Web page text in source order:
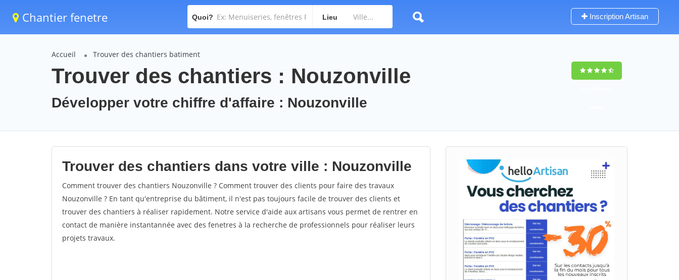
Chantier fenetre Quoi? Lieu Inscription Artisan
Accueil Trouver des chantiers batiment
Trouver des chantiers : Nouzonville
Développer votre chiffre d'affaire : Nouzonville
Trouver des chantiers dans votre ville : Nouzonville
Comment trouver des chantiers Nouzonville ? Comment trouver des clients pour faire des travaux
Nouzonville ? En tant qu'entreprise du bâtiment, il n'est pas toujours facile de trouver des clients et
trouver des chantiers à réaliser rapidement. Notre service d'aide aux artisans vous permet de rentrer en
contact de manière instantannée avec des fenetres à la recherche de professionnels pour réaliser leurs
projets travaux.